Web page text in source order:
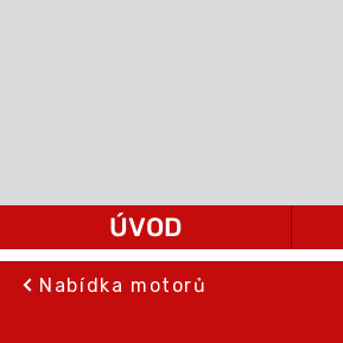
ÚVOD
Nabídka motorů